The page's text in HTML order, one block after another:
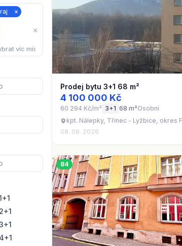
×
⨯
2+1
4+1
Prodej bytu 3+1 68 m²
4 100 000 Kč
60 294 Kč/m² 3+1 68 m²Osobní
kpt. Nálepky, Třinec - Lyžbice, okres
08. 08. 2026
84